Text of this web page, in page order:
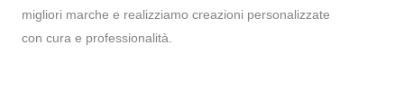
migliori marche e realizziamo creazioni personalizzate
con cura e professionalità.